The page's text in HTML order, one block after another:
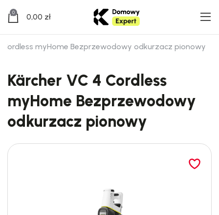
0 0,00 zł
Cordless myHome Bezprzewodowy odkurzacz pionowy
Kärcher VC 4 Cordless
myHome Bezprzewodowy
odkurzacz pionowy